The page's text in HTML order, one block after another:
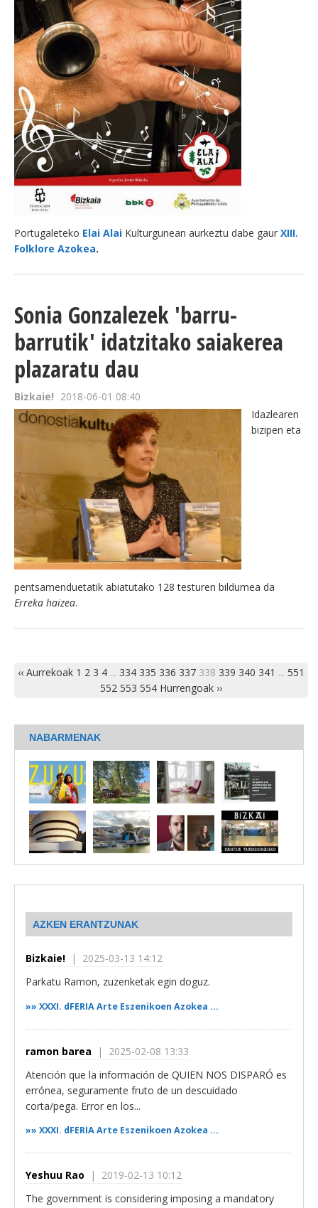
Portugaleteko Elai Alai Kulturgunean aurkeztu dabe gaur XIII.
Folklore Azokea.
Sonia Gonzalezek 'barru-
barrutik' idatzitako saiakerea
plazaratu dau
Bizkaie! 2018-06-01 08:40
Idazlearen
bizipen eta
pentsamenduetatik abiatutako 128 testuren bildumea da
Erreka haizea.
‹‹ Aurrekoak 1 2 3 4 ... 334 335 336 337 338 339 340 341 ... 551
552 553 554 Hurrengoak ››
NABARMENAK
AZKEN ERANTZUNAK
Bizkaie! | 2025-03-13 14:12
Parkatu Ramon, zuzenketak egin doguz.
»» XXXI. dFERIA Arte Eszenikoen Azokea ...
ramon barea | 2025-02-08 13:33
Atención que la información de QUIEN NOS DISPARÓ es
errónea, seguramente fruto de un descuidado
corta/pega. Error en los...
»» XXXI. dFERIA Arte Eszenikoen Azokea ...
Yeshuu Rao | 2019-02-13 10:12
The government is considering imposing a mandatory